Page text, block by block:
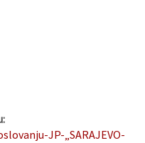
JP-„SARAJEVO-